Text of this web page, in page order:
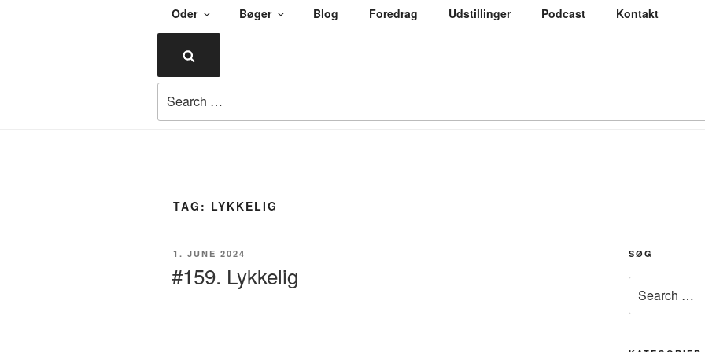
ULENDORF
Oder om alting
Oder Bøger Blog Foredrag Udstillinger Podcast Kontakt
for:
TAG: LYKKELIG
POSTED
1. JUNE 2024
#159. Lykkelig
SØG
for: